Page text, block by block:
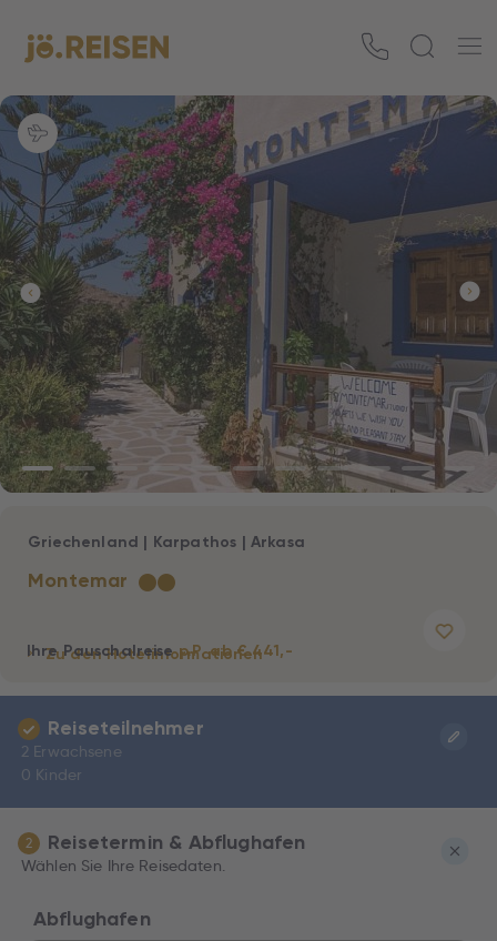
Montemar ★★
Griechenland | Karpathos | Arkasa
Zu den Hotelinformationen
Ihre Pauschalreisep.P. ab € 441,-
Reiseteilnehmer
2 Erwachsene
0 Kinder
2 Reisetermin & Abflughafen
Wählen Sie Ihre Reisedaten.
Abflughafen